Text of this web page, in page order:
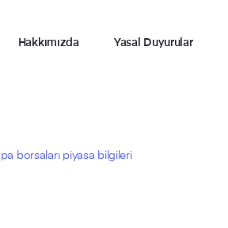
Hakkımızda Yasal Duyurular
borsaları piyasa bilgileri